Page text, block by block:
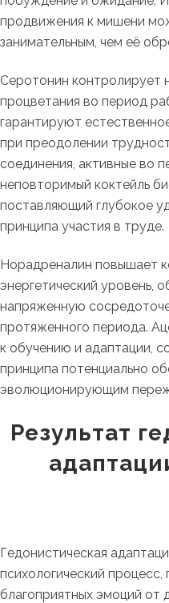
продвижения к мишени
занимательным, чем её
Серотонин контролирует
процветания во период
гарантируют
при преодолении
соединения, активные во
неповторимый коктейль
поставляющий глубокое
принципа участия в труде.
Норадреналин повышает
энергетический уровень,
напряженную
протяженного периода.
к обучению и адаптации,
принципа потенциально
эволюционирующим
Результат
Гедонистическая
психологический
благоприятных эмоций от